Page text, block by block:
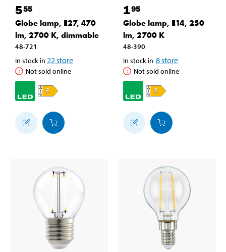
555
Globe lamp, E27, 470
lm, 2700 K, dimmable
48-721
In stock in 22 store
Not sold online
195
Globe lamp, E14, 250
lm, 2700 K
48-390
In stock in 8store
Not sold online